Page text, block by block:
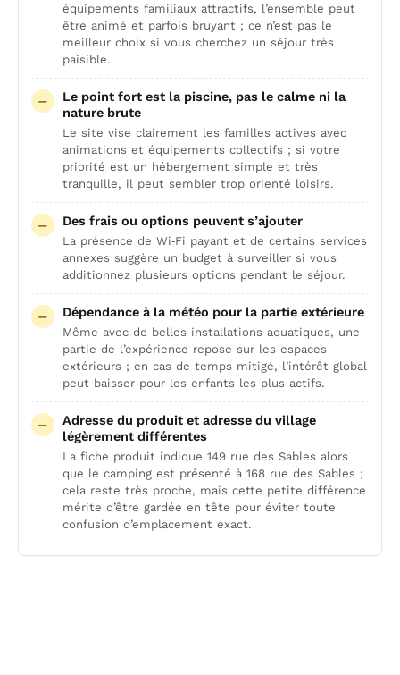
équipements familiaux attractifs, l’ensemble peut
être animé et parfois bruyant ; ce n’est pas le
meilleur choix si vous cherchez un séjour très
paisible.
Le point fort est la piscine, pas le calme ni la
nature brute
Le site vise clairement les familles actives avec
animations et équipements collectifs ; si votre
priorité est un hébergement simple et très
tranquille, il peut sembler trop orienté loisirs.
Des frais ou options peuvent s’ajouter
La présence de Wi‑Fi payant et de certains services
annexes suggère un budget à surveiller si vous
additionnez plusieurs options pendant le séjour.
Dépendance à la météo pour la partie extérieure
Même avec de belles installations aquatiques, une
partie de l’expérience repose sur les espaces
extérieurs ; en cas de temps mitigé, l’intérêt global
peut baisser pour les enfants les plus actifs.
Adresse du produit et adresse du village
légèrement différentes
La fiche produit indique 149 rue des Sables alors
que le camping est présenté à 168 rue des Sables ;
cela reste très proche, mais cette petite différence
mérite d’être gardée en tête pour éviter toute
confusion d’emplacement exact.